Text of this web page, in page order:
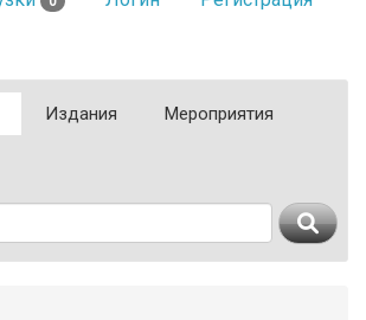
Издания Мероприятия